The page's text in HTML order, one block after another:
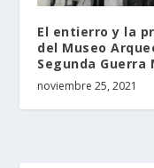
El entierro y la
del Museo
Segunda Guerra
noviembre 25, 2021